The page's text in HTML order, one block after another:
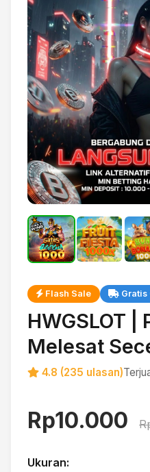
Flash Sale Gratis
HWGSLOT |
Melesat
4.8 (235 ulasan)
Rp10.000
Ukuran: